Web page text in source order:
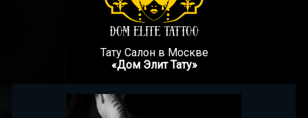
Тату Салон в Москве
«Дом Элит Тату»